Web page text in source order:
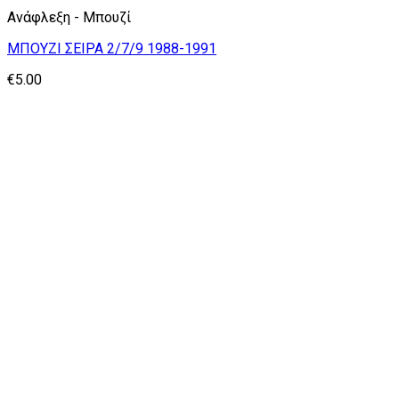
Ανάφλεξη - Μπουζί
ΜΠΟΥΖΙ ΣΕΙΡΑ 2/7/9 1988-1991
€5.00